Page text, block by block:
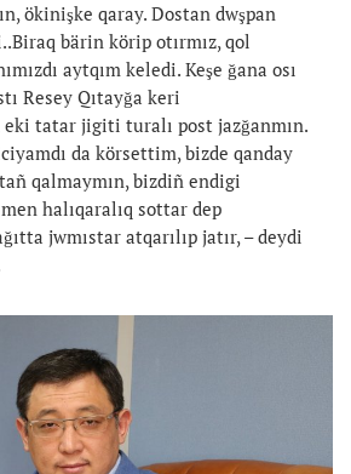
ökinişke qaray. Dostan dwşpan
bärin körip otırmız, qol
aytqım keledi. Keşe ğana osı
Resey Qıtayğa keri
tatar jigiti turalı post jazğanmın.
da körsettim, bizde qanday
tañ qalmaymın, bizdiñ endigi
halıqaralıq sottar dep
jwmıstar atqarılıp jatır, – deydi